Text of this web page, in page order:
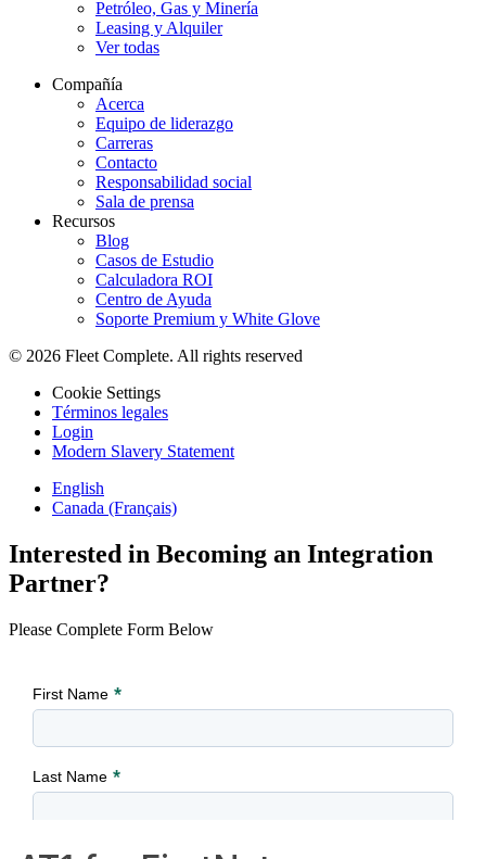
Petróleo, Gas y Minería
Leasing y Alquiler
Ver todas
Compañía
Acerca
Equipo de liderazgo
Carreras
Contacto
Responsabilidad social
Sala de prensa
Recursos
Blog
Casos de Estudio
Calculadora ROI
Centro de Ayuda
Soporte Premium y White Glove
© 2026 Fleet Complete. All rights reserved
Cookie Settings
Términos legales
Login
Modern Slavery Statement
English
Canada (Français)
Interested in Becoming an Integration
Partner?
Please Complete Form Below